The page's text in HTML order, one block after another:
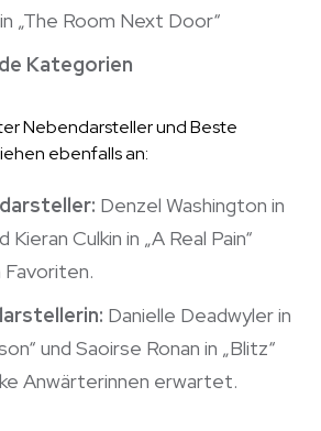
in „The Room Next Door“
Kategorien
Nebendarsteller und Beste
ebenfalls an:
Denzel Washington in
Kieran Culkin in „A Real Pain“
Favoriten.
Danielle Deadwyler in
und Saoirse Ronan in „Blitz“
Anwärterinnen erwartet.